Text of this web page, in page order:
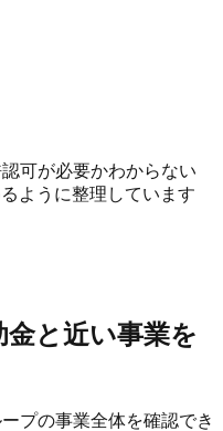
可が必要かわからない
ように整理しています
と近い事業を
プの事業全体を確認でき